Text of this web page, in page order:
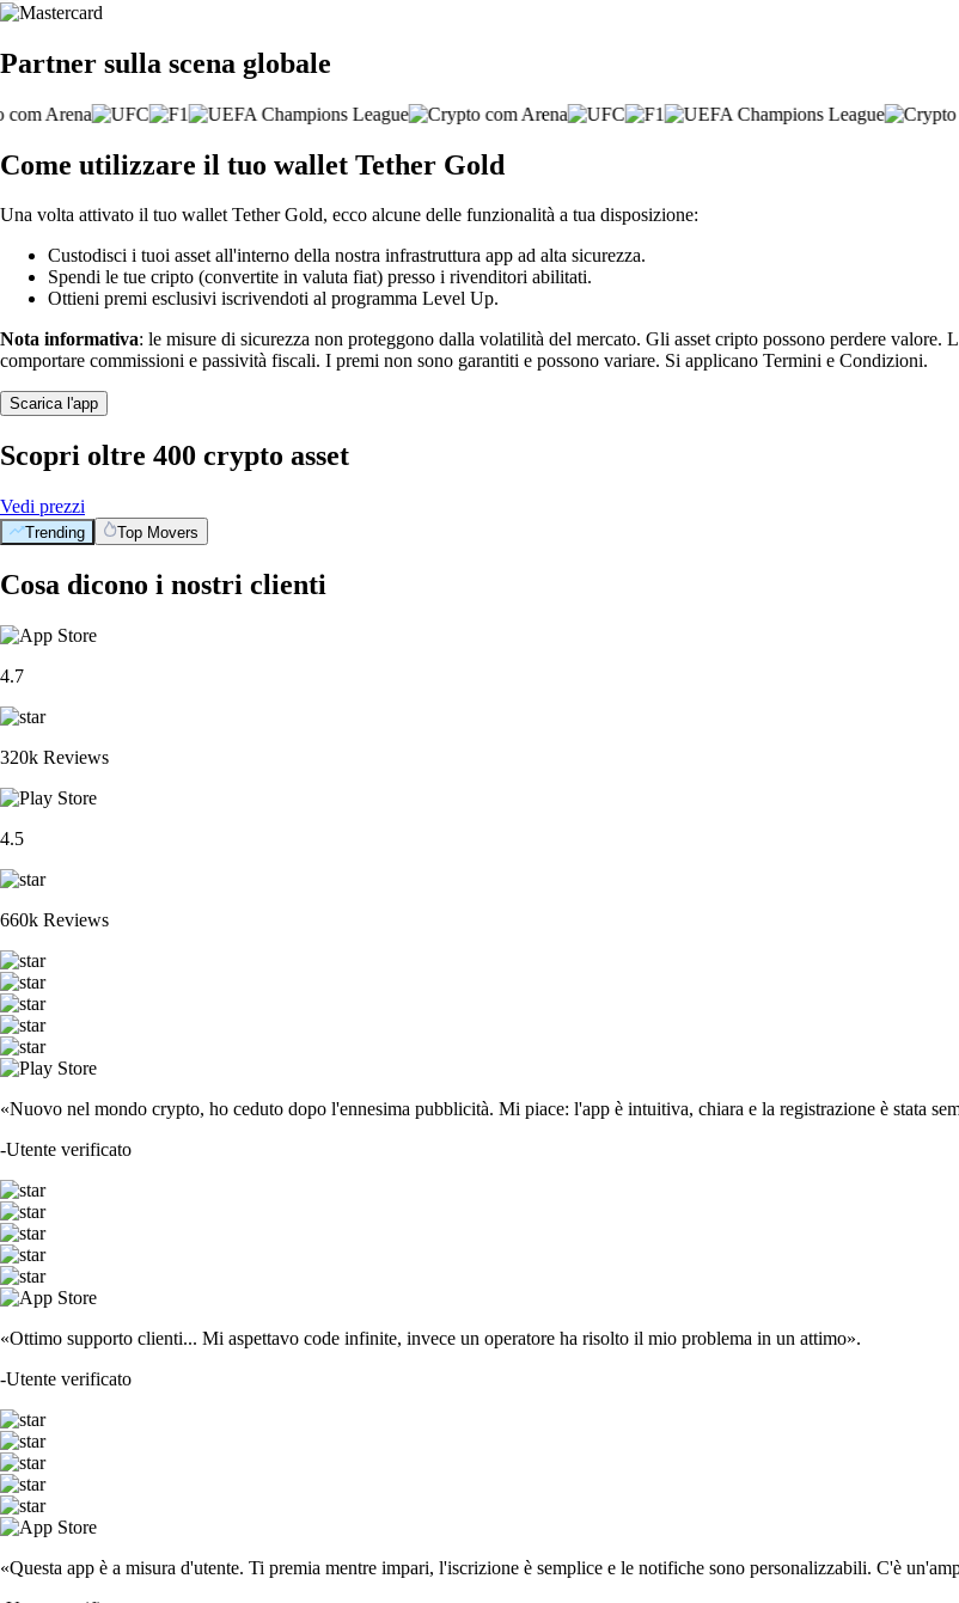
Partner sulla scena globale
Come utilizzare il tuo wallet Tether Gold
Una volta attivato il tuo wallet Tether Gold, ecco alcune delle funzionalità a tua disposizione:
Custodisci i tuoi asset all'interno della nostra infrastruttura app ad alta sicurezza.
Spendi le tue cripto (convertite in valuta fiat) presso i rivenditori abilitati.
Ottieni premi esclusivi iscrivendoti al programma Level Up.
Nota informativa: le misure di sicurezza non proteggono dalla volatilità del mercato. Gli asset cripto possono perdere
comportare commissioni e passività fiscali. I premi non sono garantiti e possono variare. Si applicano Termini e Condizioni.
Scarica l'app
Scopri oltre 400 crypto asset
Vedi prezzi
Trending Top Movers
Cosa dicono i nostri clienti
4.7
320k Reviews
4.5
660k Reviews
«Nuovo nel mondo crypto, ho ceduto dopo l'ennesima pubblicità. Mi piace: l'app è intuitiva, chiara e la registrazione è stata
-Utente verificato
«Ottimo supporto clienti... Mi aspettavo code infinite, invece un operatore ha risolto il mio problema in un attimo».
-Utente verificato
«Questa app è a misura d'utente. Ti premia mentre impari, l'iscrizione è semplice e le notifiche sono personalizzabili. C'è